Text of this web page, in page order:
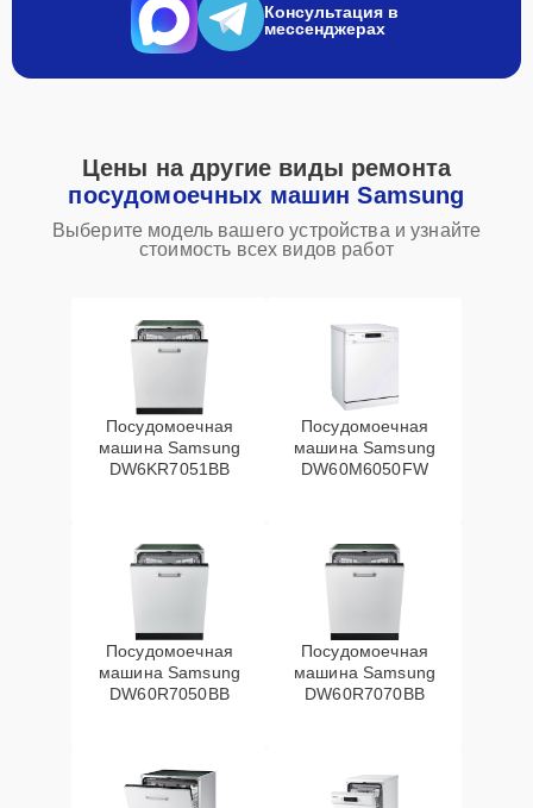
Консультация в
мессенджерах
Цены на другие виды ремонта
посудомоечных машин Samsung
Выберите модель вашего устройства и узнайте
стоимость всех видов работ
Посудомоечная
машина Samsung
DW6KR7051BB
Посудомоечная
машина Samsung
DW60M6050FW
Посудомоечная
машина Samsung
DW60R7050BB
Посудомоечная
машина Samsung
DW60R7070BB